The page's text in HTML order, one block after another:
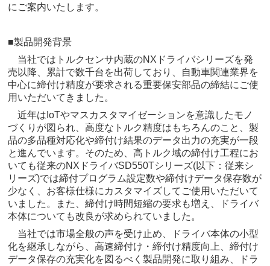
にご案内いたします。
■製品開発背景
当社ではトルクセンサ内蔵のNXドライバシリーズを発
売以降、累計で数千台を出荷しており、自動車関連業界を
中心に締付け精度が要求される重要保安部品の締結にご使
用いただいてきました。
近年はIoTやマスカスタマイゼーションを意識したモノ
づくりが図られ、高度なトルク精度はもちろんのこと、製
品の多品種対応化や締付け結果のデータ出力の充実が一段
と進んでいます。そのため、高トルク域の締付け工程にお
いても従来のNXドライバSD550Tシリーズ(以下：従来シ
リーズ)では締付プログラム設定数や締付けデータ保存数が
少なく、お客様仕様にカスタマイズしてご使用いただいて
いました。また、締付け時間短縮の要求も増え、ドライバ
本体についても改良が求められていました。
当社では市場全般の声を受け止め、ドライバ本体の小型
化を継承しながら、高速締付け・締付け精度向上、締付け
データ保存の充実化を図るべく製品開発に取り組み、ドラ